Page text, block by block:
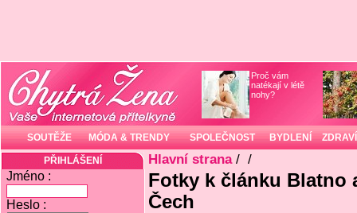
Proč vám
natékají v létě
nohy?
SOUTĚŽE MÓDA & TRENDY SPOLEČNOST BYDLENÍ ZDRAVÍ
PŘIHLÁŠENÍ
Jméno :
Heslo :
Hlavní strana/ /
Fotky k článku Blatno
Čech